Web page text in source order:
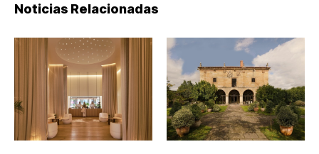
Noticias Relacionadas